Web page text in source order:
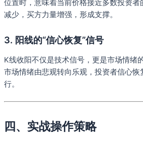
位置时，意味着当前价格接近多数投资
减少，买方力量增强，形成支撑。
3. 阳线的“信心恢复”信号
K线收阳不仅是技术信号，更是市场情绪
市场情绪由悲观转向乐观，投资者信心
行。
四、实战操作策略